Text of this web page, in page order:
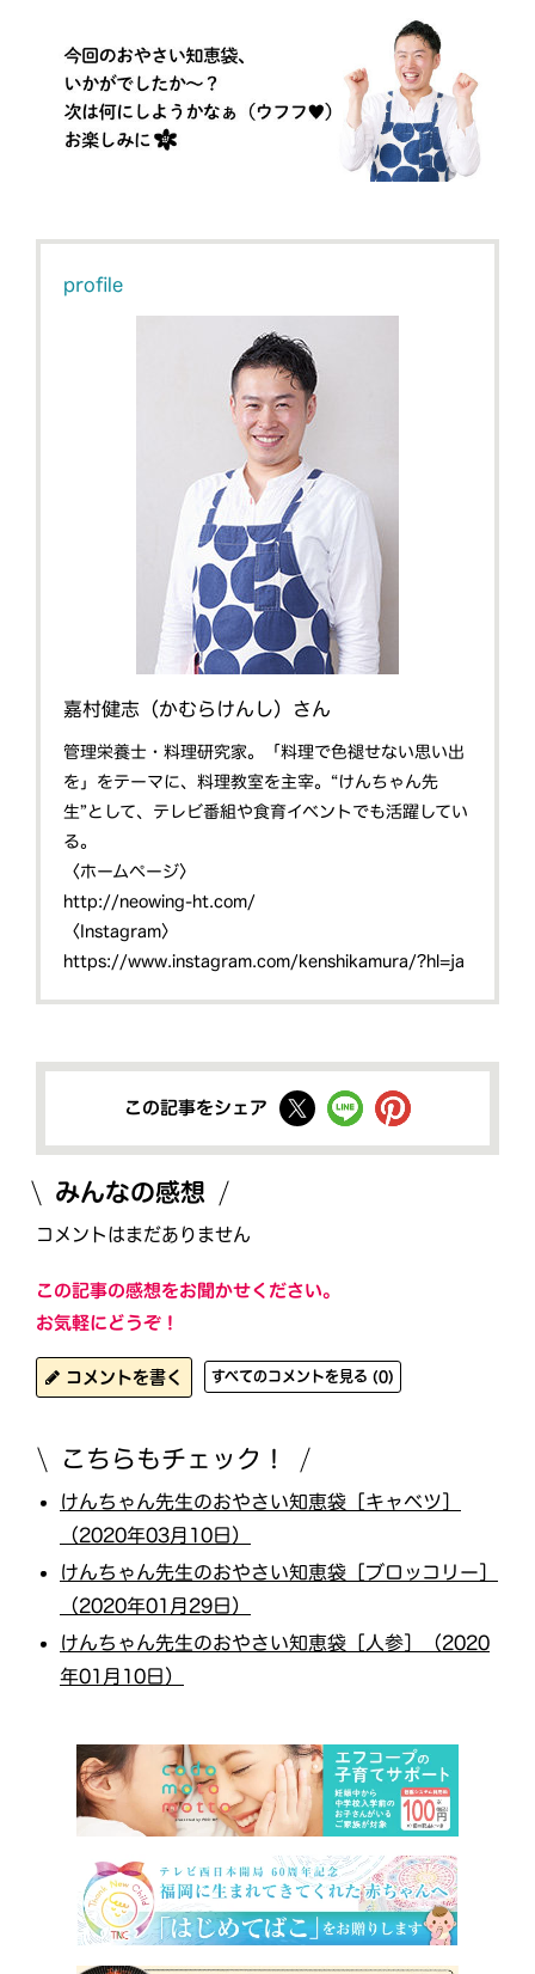
profile
嘉村健志（かむらけんし）さん
管理栄養士・料理研究家。「料理で色褪せない思い出
を」をテーマに、料理教室を主宰。“けんちゃん先
生”として、テレビ番組や食育イベントでも活躍してい
る。
〈ホームページ〉
http://neowing-ht.com/
〈Instagram〉
https://www.instagram.com/kenshikamura/?hl=ja
この記事をシェア
みんなの感想
コメントはまだありません
この記事の感想をお聞かせください。
お気軽にどうぞ！
コメントを書く すべてのコメントを見る (0)
こちらもチェック！
けんちゃん先生のおやさい知恵袋［キャベツ］
（2020年03月10日）
けんちゃん先生のおやさい知恵袋［ブロッコリー］
（2020年01月29日）
けんちゃん先生のおやさい知恵袋［人参］（2020
年01月10日）